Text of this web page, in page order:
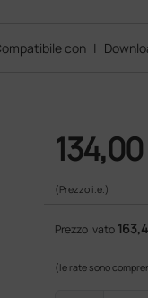
con |
(Prezzo i.e.)
Prezzo ivato
(le rate sono